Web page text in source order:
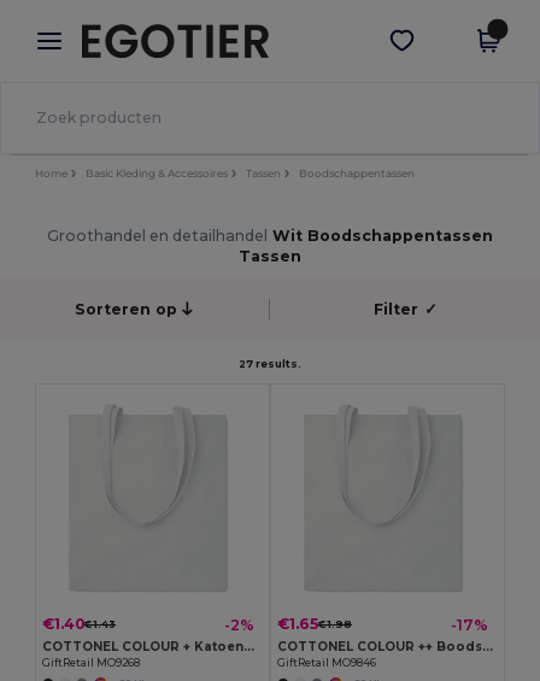
× Egotier-app
Betere prijzen in de app!
Download app
Home Basic Kleding & Accessoires Tassen Boodschappentassen
Groothandel en detailhandel Wit Boodschappentassen
Tassen
Sorteren op Filter ✓
27 results.
€1.40€1.43 -2%
COTTONEL COLOUR + Katoenen boodschappentas
GiftRetail MO9268
€1.65€1.98 -17%
COTTONEL COLOUR ++ Boodschappentas 180 g/m² MO9846-
GiftRetail MO9846